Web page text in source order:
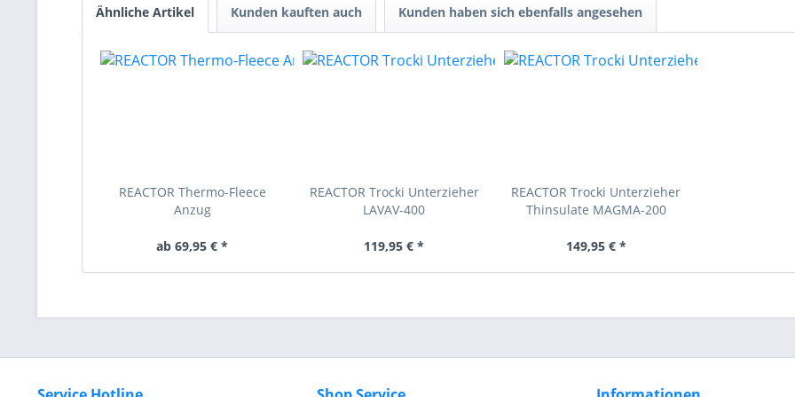
Ähnliche Artikel Kunden kauften auch Kunden haben sich ebenfalls angesehen
REACTOR Thermo-Fleece
Anzug
ab 69,95 € *
REACTOR Trocki Unterzieher
LAVAV-400
119,95 € *
REACTOR Trocki Unterzieher
Thinsulate MAGMA-200
149,95 € *